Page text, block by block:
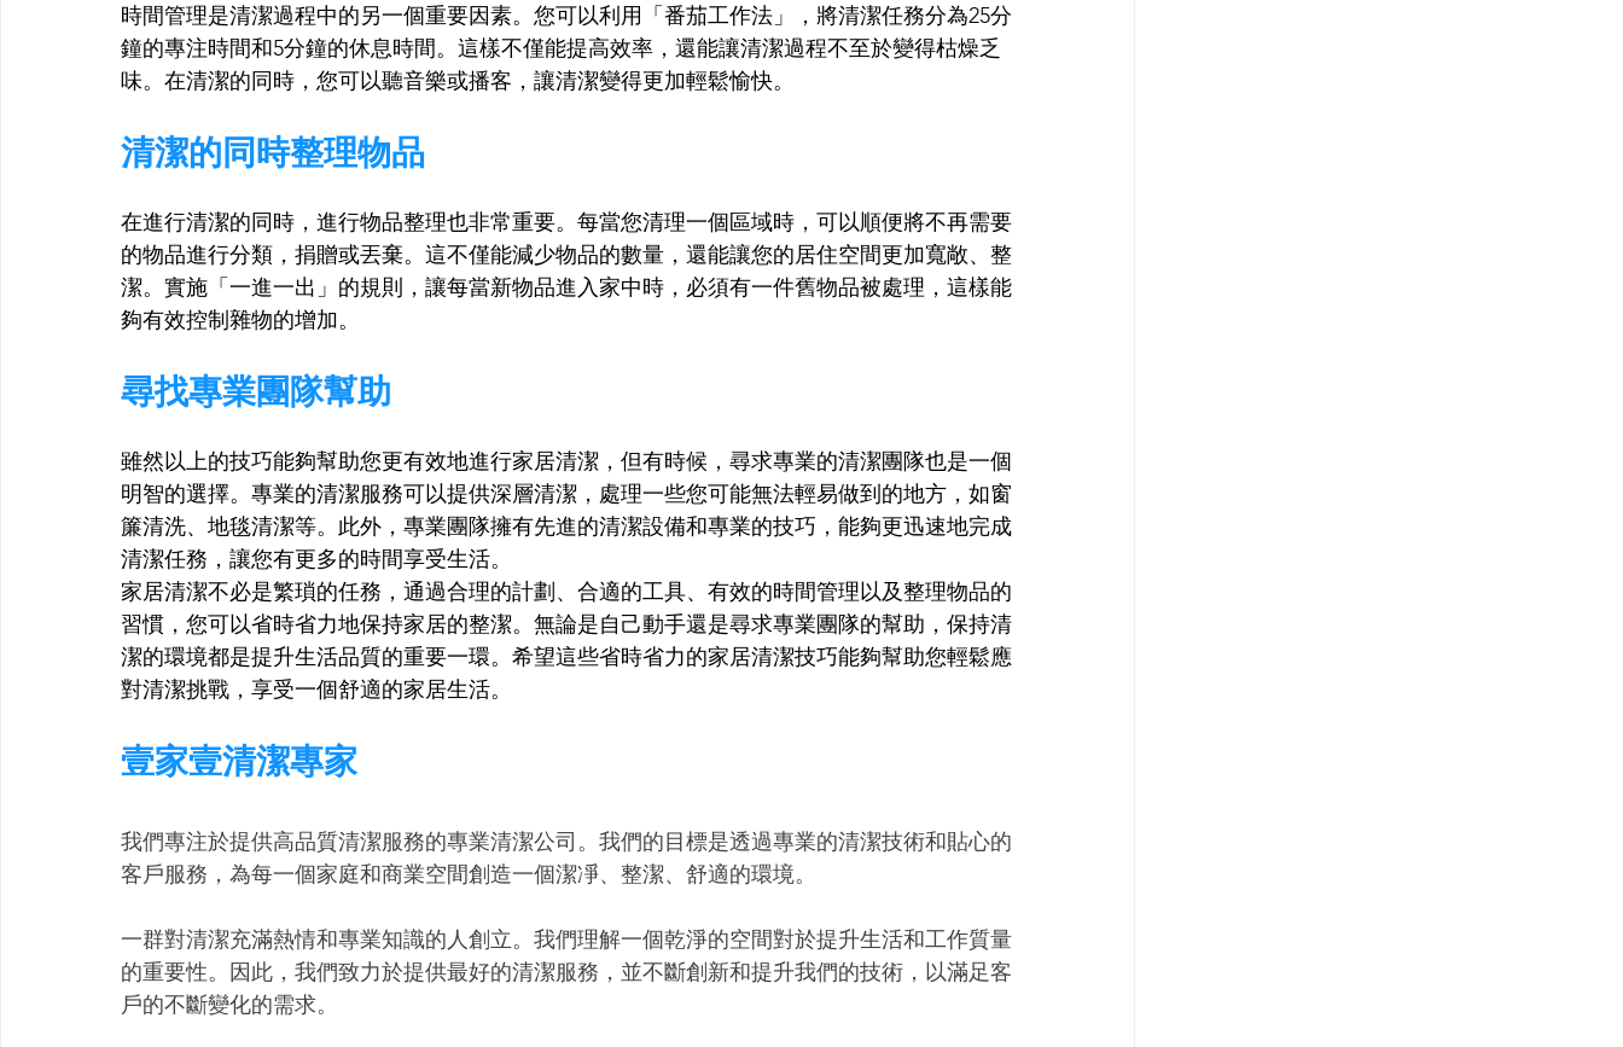
時間管理是清潔過程中的另一個重要因素。您可以利用「番茄工作法」，將清潔任務分為25分
鐘的專注時間和5分鐘的休息時間。這樣不僅能提高效率，還能讓清潔過程不至於變得枯燥乏
味。在清潔的同時，您可以聽音樂或播客，讓清潔變得更加輕鬆愉快。
清潔的同時整理物品
在進行清潔的同時，進行物品整理也非常重要。每當您清理一個區域時，可以順便將不再需要
的物品進行分類，捐贈或丟棄。這不僅能減少物品的數量，還能讓您的居住空間更加寬敞、整
潔。實施「一進一出」的規則，讓每當新物品進入家中時，必須有一件舊物品被處理，這樣能
夠有效控制雜物的增加。
尋找專業團隊幫助
雖然以上的技巧能夠幫助您更有效地進行家居清潔，但有時候，尋求專業的清潔團隊也是一個
明智的選擇。專業的清潔服務可以提供深層清潔，處理一些您可能無法輕易做到的地方，如窗
簾清洗、地毯清潔等。此外，專業團隊擁有先進的清潔設備和專業的技巧，能夠更迅速地完成
清潔任務，讓您有更多的時間享受生活。
家居清潔不必是繁瑣的任務，通過合理的計劃、合適的工具、有效的時間管理以及整理物品的
習慣，您可以省時省力地保持家居的整潔。無論是自己動手還是尋求專業團隊的幫助，保持清
潔的環境都是提升生活品質的重要一環。希望這些省時省力的家居清潔技巧能夠幫助您輕鬆應
對清潔挑戰，享受一個舒適的家居生活。
壹家壹清潔專家
我們專注於提供高品質清潔服務的專業清潔公司。我們的目標是透過專業的清潔技術和貼心的
客戶服務，為每一個家庭和商業空間創造一個潔凈、整潔、舒適的環境。
一群對清潔充滿熱情和專業知識的人創立。我們理解一個乾淨的空間對於提升生活和工作質量
的重要性。因此，我們致力於提供最好的清潔服務，並不斷創新和提升我們的技術，以滿足客
戶的不斷變化的需求。